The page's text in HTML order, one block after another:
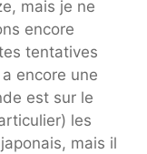
mais je ne
encore
tentatives
encore une
est sur le
les
mais il